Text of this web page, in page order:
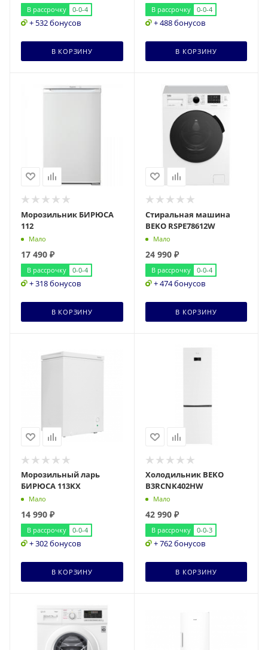
В рассрочку 0-0-4
+ 532 бонусов
В КОРЗИНУ
В рассрочку 0-0-4
+ 488 бонусов
В КОРЗИНУ
Морозильник БИРЮСА
112
Мало
17 490 ₽
В рассрочку 0-0-4
+ 318 бонусов
В КОРЗИНУ
Стиральная машина
BEKO RSPE78612W
Мало
24 990₽
В рассрочку 0-0-4
+ 474 бонусов
В КОРЗИНУ
Морозильный ларь
БИРЮСА 113KX
Мало
14 990 ₽
В рассрочку 0-0-4
+ 302 бонусов
В КОРЗИНУ
Холодильник BEKO
B3RCNK402HW
Мало
42 990₽
В рассрочку 0-0-3
+ 762 бонусов
В КОРЗИНУ